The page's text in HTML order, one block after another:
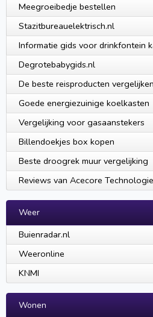
Meegroeibedje bestellen
Stazitbureauelektrisch.nl
Informatie gids voor drinkfontein
Degrotebabygids.nl
De beste reisproducten vergelijken
Goede energiezuinige koelkasten
Vergelijking voor gasaanstekers
Billendoekjes box kopen
Beste droogrek muur vergelijking
Reviews van Acecore
Weer
Buienradar.nl
Weeronline
KNMI
Wonen